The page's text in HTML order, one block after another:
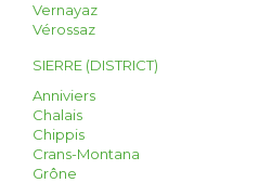
Vernayaz
Vérossaz
SIERRE (DISTRICT)
Anniviers
Chalais
Chippis
Crans-Montana
Grône